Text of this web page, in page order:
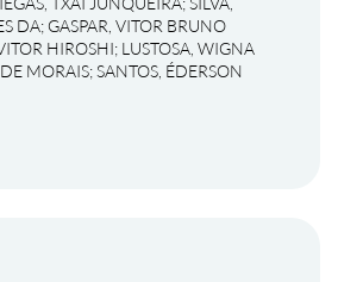
DA; GASPAR, VITOR BRUNO
HIROSHI; LUSTOSA, WIGNA
MORAIS;SANTOS, ÉDERSON